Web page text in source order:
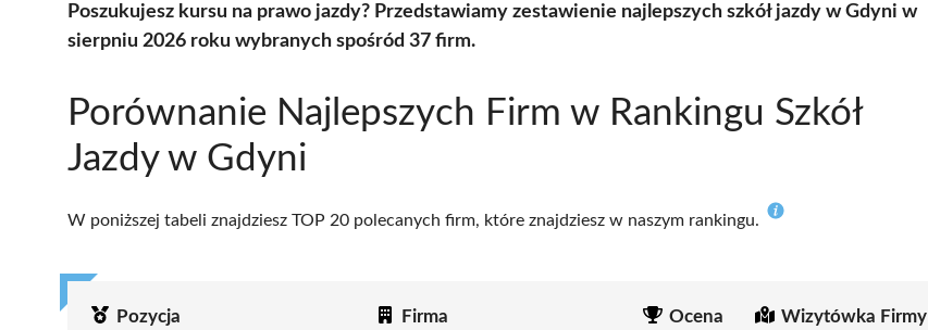
Poszukujesz kursu na prawo jazdy? Przedstawiamy zestawienie najlepszych szkół jazdy w Gdyni w
sierpniu 2026 roku wybranych spośród 37 firm.
Porównanie Najlepszych Firm w Rankingu Szkół
Jazdy w Gdyni
W poniższej tabeli znajdziesz TOP 20 polecanych firm, które znajdziesz w naszym rankingu.
Pozycja Firma Ocena Wizytówka Firmy